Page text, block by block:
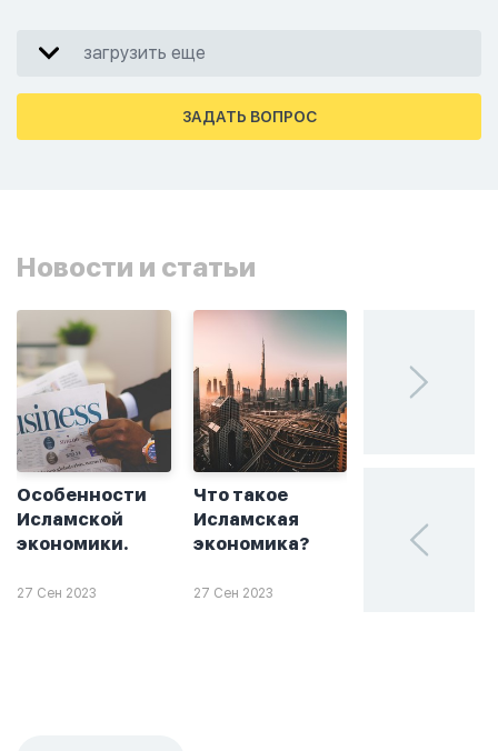
ошибиться и то что намаз не
примется,совершила истихар во время
загрузить еще
ЗАДАТЬ ВОПРОС
Новости и статьи
Особенности
Исламской
экономики.
27 Сен 2023
Что такое
Исламская
экономика?
27 Сен 2023
халяльное